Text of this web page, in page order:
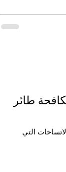
كشف التسربات و مكافحة طائر
التي